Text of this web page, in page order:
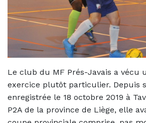
Le club du MF Prés-Javais a vécu
exercice plutôt particulier. Depuis
enregistrée le 18 octobre 2019 à
P2A de la province de Liège, elle